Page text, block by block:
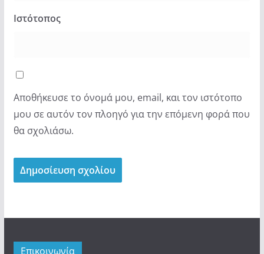
Ιστότοπος
Αποθήκευσε το όνομά μου, email, και τον ιστότοπο
μου σε αυτόν τον πλοηγό για την επόμενη φορά που
θα σχολιάσω.
Επικοινωνία